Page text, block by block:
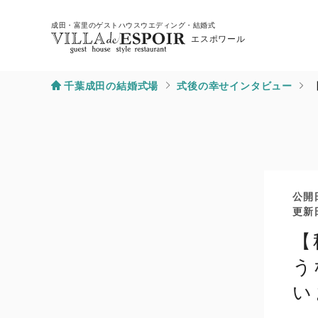
成田・富里のゲストハウスウエディング・結婚式
エスポワール
千葉成田の結婚式場 式後の幸せインタビュー
公開
更新